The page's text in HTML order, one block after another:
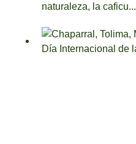
naturaleza, la caficu...